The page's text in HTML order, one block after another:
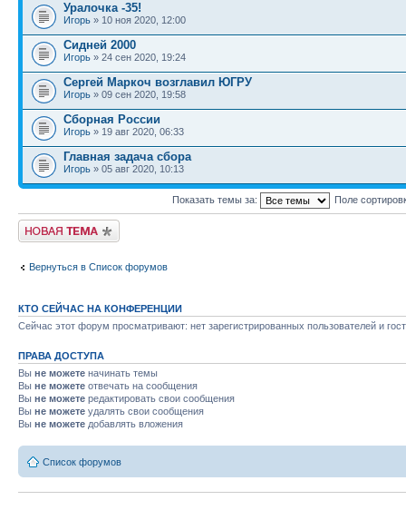
Уралочка -35!
Игорь » 10 ноя 2020, 12:00
Сидней 2000
Игорь » 24 сен 2020, 19:24
Сергей Маркоч возглавил ЮГРУ
Игорь » 09 сен 2020, 19:58
Сборная России
Игорь » 19 авг 2020, 06:33
Главная задача сбора
Игорь » 05 авг 2020, 10:13
Показать темы за: Поле
Новая тема
Вернуться в Список форумов
КТО СЕЙЧАС НА КОНФЕРЕНЦИИ
Сейчас этот форум просматривают: нет зарегистрированных пользователей и
ПРАВА ДОСТУПА
Вы не можете начинать темы
Вы не можете отвечать на сообщения
Вы не можете редактировать свои сообщения
Вы не можете удалять свои сообщения
Вы не можете добавлять вложения
Список форумов